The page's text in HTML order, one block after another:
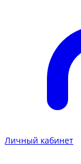
Личный кабинет